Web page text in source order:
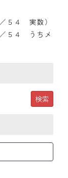
５４ 実数）
５４ うちメ